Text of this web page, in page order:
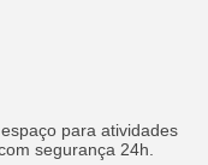
para atividades
segurança 24h.